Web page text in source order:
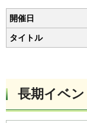
開催日
タイトル
長期イベン